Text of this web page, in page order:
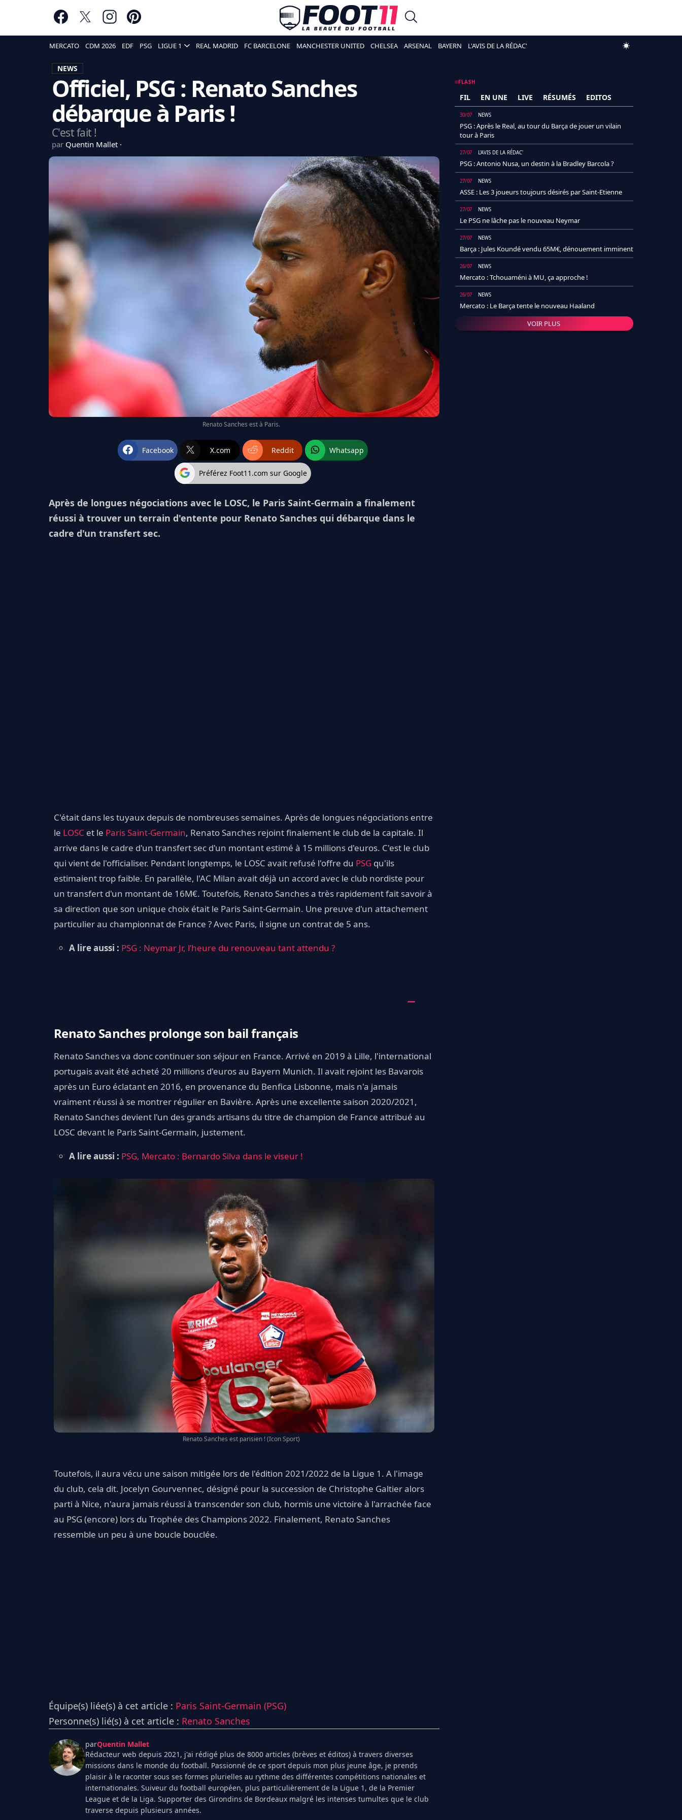
MERCATO CDM 2026 EDF PSG LIGUE 1 REAL MADRID FC BARCELONE MANCHESTER UNITED CHELSEA ARSENAL BAYERN L'AVIS DE LA RÉDAC'
NEWS
Officiel, PSG : Renato Sanches
débarque à Paris !
C'est fait !
par Quentin Mallet
Renato Sanches est à Paris.
Facebook X.com Reddit Whatsapp
Préférez Foot11.com sur Google
Après de longues négociations avec le LOSC, le Paris Saint-Germain a finalement
réussi à trouver un terrain d'entente pour Renato Sanches qui débarque dans le
cadre d'un transfert sec.
C'était dans les tuyaux depuis de nombreuses semaines. Après de longues négociations entre
le LOSC et le Paris Saint-Germain, Renato Sanches rejoint finalement le club de la capitale. Il
arrive dans le cadre d'un transfert sec d'un montant estimé à 15 millions d'euros. C'est le club
qui vient de l'officialiser. Pendant longtemps, le LOSC avait refusé l'offre du PSG qu'ils
estimaient trop faible. En parallèle, l'AC Milan avait déjà un accord avec le club nordiste pour
un transfert d'un montant de 16M€. Toutefois, Renato Sanches a très rapidement fait savoir à
sa direction que son unique choix était le Paris Saint-Germain. Une preuve d'un attachement
particulier au championnat de France ? Avec Paris, il signe un contrat de 5 ans.
A lire aussi : PSG : Neymar Jr, l’heure du renouveau tant attendu ?
Renato Sanches prolonge son bail français
Renato Sanches va donc continuer son séjour en France. Arrivé en 2019 à Lille, l'international
portugais avait été acheté 20 millions d'euros au Bayern Munich. Il avait rejoint les Bavarois
après un Euro éclatant en 2016, en provenance du Benfica Lisbonne, mais n'a jamais
vraiment réussi à se montrer régulier en Bavière. Après une excellente saison 2020/2021,
Renato Sanches devient l'un des grands artisans du titre de champion de France attribué au
LOSC devant le Paris Saint-Germain, justement.
A lire aussi : PSG, Mercato : Bernardo Silva dans le viseur !
Renato Sanches est parisien ! (Icon Sport)
Toutefois, il aura vécu une saison mitigée lors de l'édition 2021/2022 de la Ligue 1. A l'image
du club, cela dit. Jocelyn Gourvennec, désigné pour la succession de Christophe Galtier alors
parti à Nice, n'aura jamais réussi à transcender son club, hormis une victoire à l'arrachée face
au PSG (encore) lors du Trophée des Champions 2022. Finalement, Renato Sanches
ressemble un peu à une boucle bouclée.
Équipe(s) liée(s) à cet article : Paris Saint-Germain (PSG)
Personne(s) lié(s) à cet article : Renato Sanches
parQuentin Mallet
Rédacteur web depuis 2021, j'ai rédigé plus de 8000 articles (brèves et éditos) à travers diverses
missions dans le monde du football. Passionné de ce sport depuis mon plus jeune âge, je prends
plaisir à le raconter sous ses formes plurielles au rythme des différentes compétitions nationales et
internationales. Suiveur du football européen, plus particulièrement de la Ligue 1, de la Premier
League et de la Liga. Supporter des Girondins de Bordeaux malgré les intenses tumultes que le club
traverse depuis plusieurs années.
FLASH
FIL EN UNE LIVE RÉSUMÉS EDITOS
30/07 NEWS
PSG : Après le Real, au tour du Barça de jouer un vilain
tour à Paris
27/07 L'AVIS DE LA RÉDAC'
PSG : Antonio Nusa, un destin à la Bradley Barcola ?
27/07 NEWS
ASSE : Les 3 joueurs toujours désirés par Saint-Etienne
27/07 NEWS
Le PSG ne lâche pas le nouveau Neymar
27/07 NEWS
Barça : Jules Koundé vendu 65M€, dénouement imminent
26/07 NEWS
Mercato : Tchouaméni à MU, ça approche !
26/07 NEWS
Mercato : Le Barça tente le nouveau Haaland
VOIR PLUS